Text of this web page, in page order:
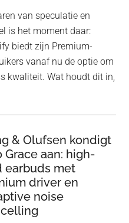
van speculatie en
is het moment daar:
biedt zijn Premium-
vanaf nu de optie om
kwaliteit. Wat houdt dit in,
& Olufsen kondigt
Grace aan: high-
earbuds met
driver en
noise